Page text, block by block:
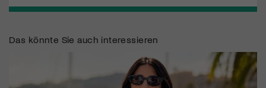
Das könnte Sie auch interessieren